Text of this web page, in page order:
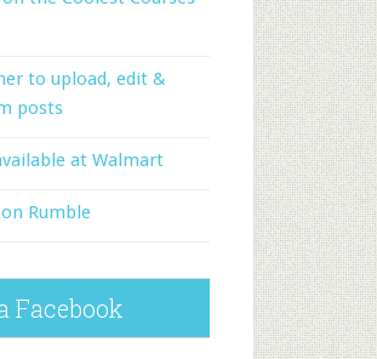
to upload, edit &
posts
at Walmart
Rumble
Facebook